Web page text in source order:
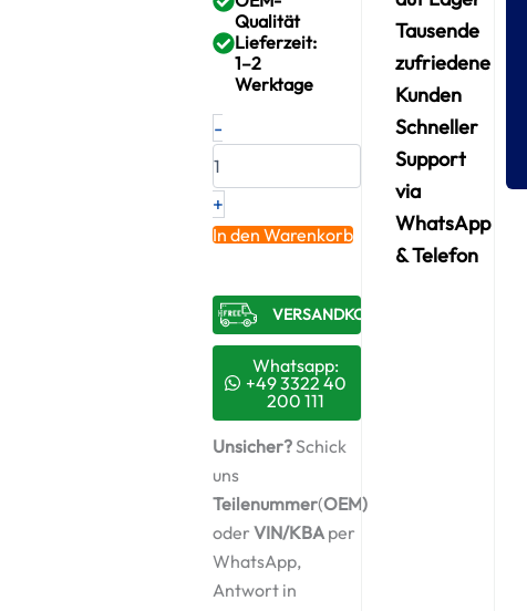
Qualität
Lieferzeit:
1–2
Werktage
-Neuer
Original
SMART
0.7
–
A160096109980
7272385001S
+
Montagesatz
Menge
+
In den Warenkorb
VERSANDKOSTENFREI​
Whatsapp:
+49 3322 40
200 111
Unsicher?Schick
uns
Teilenummer(OEM)
oderVIN/KBA per
WhatsApp,
Antwort in
Tausende
zufriedene
Kunden
Schneller
Support
via
WhatsApp
& Telefon